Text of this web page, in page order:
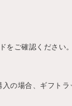
をご確認ください。
の場合、ギフト